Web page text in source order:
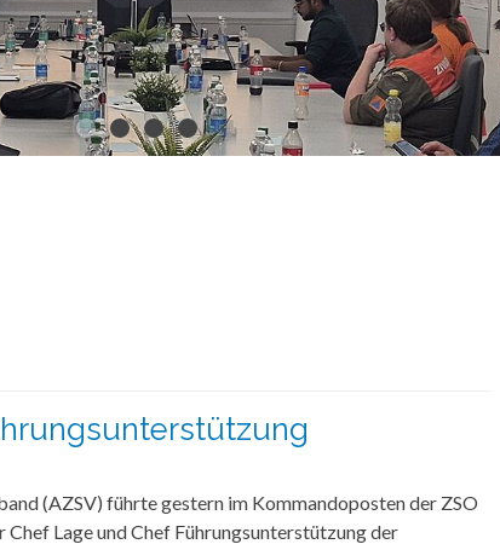
(AZSV) führte gestern im Kommandoposten der ZSO
Lage und Chef Führungsunterstützung der